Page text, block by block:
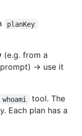
planKey
(e.g. from a
→ use it
whoami
tool. The
Each plan has a